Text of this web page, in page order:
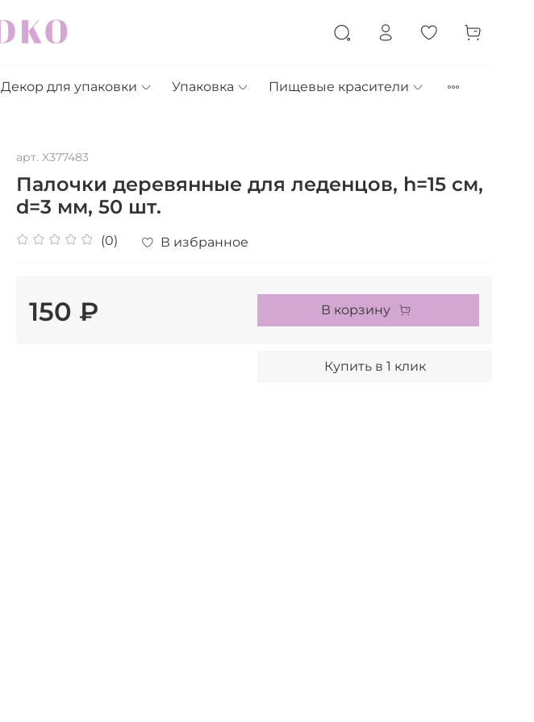
Декор для упаковки Упаковка Пищевые красители
арт. X377483
Палочки деревянные для леденцов, h=15 см,
d=3 мм, 50 шт.
(0) В избранное
150 ₽ В корзину
Купить в 1 клик